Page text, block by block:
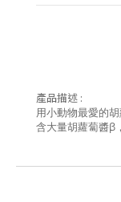
產品描述 :
用小動物最愛的
含大量胡蘿蔔醬β